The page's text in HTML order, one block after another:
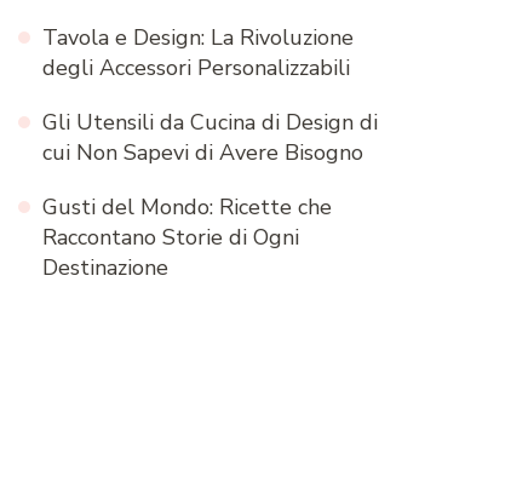
Tavola e Design: La Rivoluzione
degli Accessori Personalizzabili
Gli Utensili da Cucina di Design di
cui Non Sapevi di Avere Bisogno
Gusti del Mondo: Ricette che
Raccontano Storie di Ogni
Destinazione